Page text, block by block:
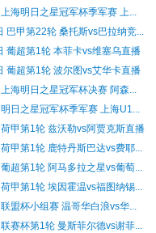
海明日之星冠军杯季军赛 上...
巴甲第22轮 桑托斯vs巴拉纳竞...
葡超第1轮 本菲卡vs维塞乌直播
葡超第1轮 波尔图vs艾华卡直播
海明日之星冠军杯决赛 阿森...
日之星冠军杯季军赛 上海U1...
甲第1轮 兹沃勒vs阿贾克斯直播
甲第1轮 鹿特丹斯巴达vs费耶...
超第1轮 阿马多拉之星vs葡萄...
甲第1轮 埃因霍温vs福图纳锡...
盟杯小组赛 温哥华白浪vs华...
赛杯第1轮 曼斯菲尔德vs谢菲...